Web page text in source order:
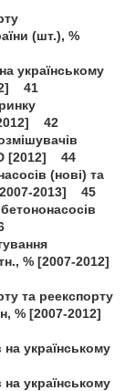
(шт.), %
українському
41
42
[2012] 44
(нові) та
[2007-2013] 45
% [2007-2012]
та реекспорту
% [2007-2012]
українському
українському